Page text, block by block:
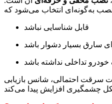
قابل شناسایی نباشد
سارق بسیار دشوار باشد
تداخلی نداشته باشد
سرقت احتمالی، شانس بازیابی